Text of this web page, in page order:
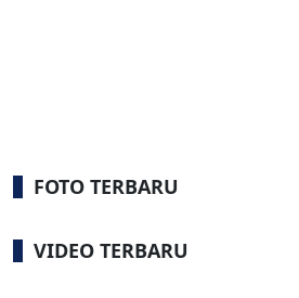
FOTO TERBARU
VIDEO TERBARU